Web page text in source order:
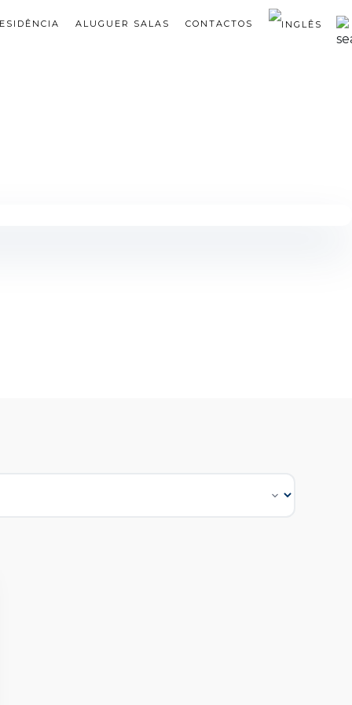
ALUGUER SALAS CONTACTOS